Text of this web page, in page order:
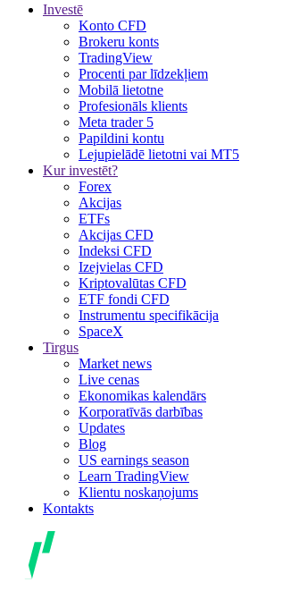
Investē
Konto CFD
Brokeru konts
TradingView
Procenti par līdzekļiem
Mobilā lietotne
Profesionāls klients
Meta trader 5
Papildini kontu
Lejupielādē lietotni vai MT5
Kur investēt?
Forex
Akcijas
ETFs
Akcijas CFD
Indeksi CFD
Izejvielas CFD
Kriptovalūtas CFD
ETF fondi CFD
Instrumentu specifikācija
SpaceX
Tirgus
Market news
Live cenas
Ekonomikas kalendārs
Korporatīvās darbības
Updates
Blog
US earnings season
Learn TradingView
Klientu noskaņojums
Kontakts